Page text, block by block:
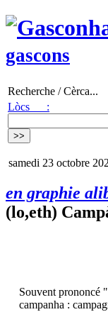
gascons
Recherche / Cèrca...
Lòcs :
samedi 23 octobre
en graphie
(lo,eth)
Souvent prononcé
campanha :